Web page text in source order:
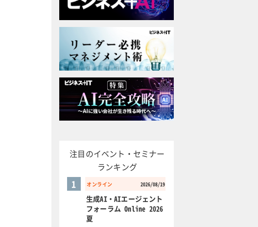
注目のイベント・セミナー
ランキング
オンライン 2026/08/19
1
生成AI・AIエージェント
フォーラム Online 2026
夏